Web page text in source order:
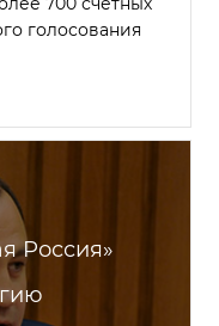
голосования
Россия»